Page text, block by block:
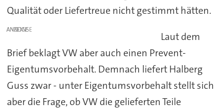
Qualität oder Liefertreue nicht gestimmt hätten.
ANZEIGE
Laut dem
Brief beklagt VW aber auch einen Prevent-
Eigentumsvorbehalt. Demnach liefert Halberg
Guss zwar - unter Eigentumsvorbehalt stellt sich
aber die Frage, ob VW die gelieferten Teile